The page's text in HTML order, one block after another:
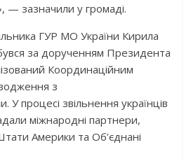
— зазначили у громаді.
ГУР МО України Кирила
за дорученням Президента
Координаційним
з
У процесі звільнення українців
міжнародні партнери,
Америки та Об’єднані